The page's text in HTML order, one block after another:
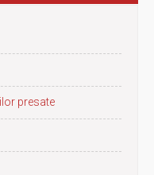
presate